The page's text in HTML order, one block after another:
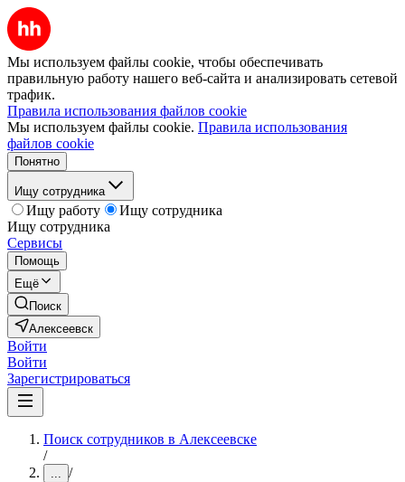
Мы используем файлы cookie, чтобы обеспечивать
правильную работу нашего веб-сайта и анализировать сетевой
трафик.
Правила использования файлов cookie
Мы используем файлы cookie. Правила использования
файлов cookie
Понятно
Ищу сотрудника
Ищу работу
Ищу сотрудника
Ищу сотрудника
Сервисы
Помощь
Ещё
Поиск
Алексеевск
Войти
Войти
Зарегистрироваться
Поиск сотрудников в Алексеевске
/
... /